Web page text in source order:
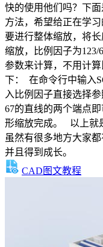
快的使用他们吗？下
方法，希望给正在学
要进行整体缩放，将
缩放，比例因子为123/
参数来计算，不用计
下： 在命令行中输入
入比例因子直接选择
67的直线的两个端点
形缩放完成。 以上就
虽然有很多地方大家
并且得到成长。
CAD图文教程